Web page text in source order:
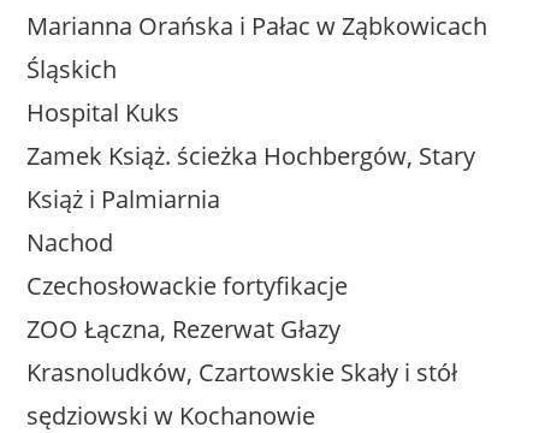
Marianna Orańska i Pałac w Ząbkowicach
Śląskich
Hospital Kuks
Zamek Książ. ścieżka Hochbergów, Stary
Książ i Palmiarnia
Nachod
Czechosłowackie fortyfikacje
ZOO Łączna, Rezerwat Głazy
Krasnoludków, Czartowskie Skały i stół
sędziowski w Kochanowie